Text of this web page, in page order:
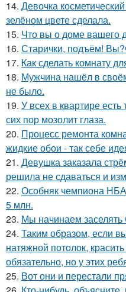
14. Девочка
зелёном цвете сделала.
15. Что вы о доме вашего
16. Старички, подъём!
17. Как сделать комнату
18. Мужчина нашёл в
не было.
19. У всех в квартире
сих пор мозолит глаза.
20. Процесс ремонта
жидкие обои - так себе
21. Девушка заказала
решила не сдаваться и
22. Особняк чемпиона
5 млн.
23. Мы начинаем
24. Таким образом, если
натяжной потолок,
обязательно, но у этих
25. Вот они и перестали